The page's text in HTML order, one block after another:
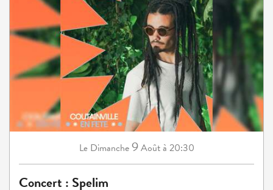
Le Dimanche9Aoûtà 20:30
Concert : Spelim